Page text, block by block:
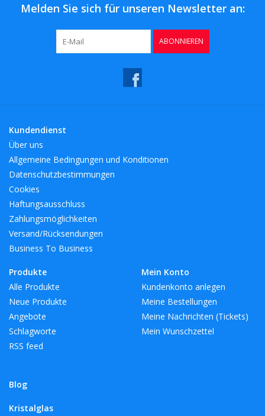
Melden Sie sich für unseren Newsletter an:
ABONNIEREN
Kundendienst
Über uns
Allgemeine Bedingungen und Konditionen
Datenschutzbestimmungen
Cookies
Haftungsausschluss
Zahlungsmöglichkeiten
Versand/Rücksendungen
Business To Business
Produkte
Alle Produkte
Neue Produkte
Angebote
Schlagworte
RSS feed
Blog
Mein Konto
Kundenkonto anlegen
Meine Bestellungen
Meine Nachrichten (Tickets)
Mein Wunschzettel
Kristalglas